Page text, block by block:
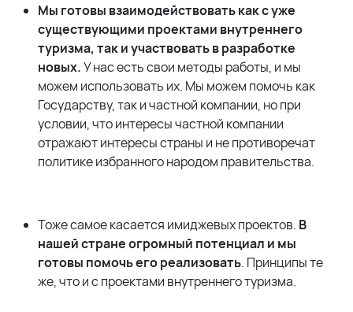
Мы готовы взаимодействовать как с уже
существующими проектами внутреннего
туризма, так и участвовать в разработке
новых.У нас есть свои методы работы, и мы
можем использовать их. Мы можем помочь как
Государству, так и частной компании, но при
условии, что интересы частной компании
отражают интересы страны и не противоречат
политике избранного народом правительства.
Тоже самое касается имиджевых проектов. В
нашей стране огромный потенциал и мы
готовы помочь его реализовать. Принципы те
же, что и с проектами внутреннего туризма.